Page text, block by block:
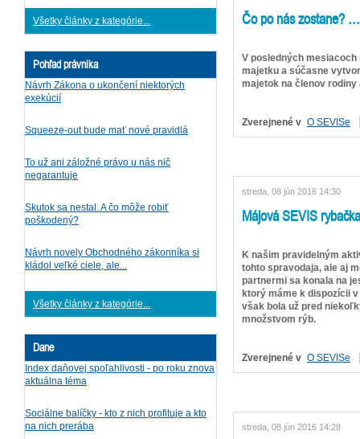
Všetky články z kategórie...
Pohľad právnika
Návrh Zákona o ukončení niektorých
exekúcií
Squeeze-out bude mať nové pravidlá
To už ani záložné právo u nás nič
negarantuje
Skutok sa nestal. A čo môže robiť
poškodený?
Návrh novely Obchodného zákonníka si
kládol veľké ciele, ale...
Všetky články z kategórie...
Dane
Index daňovej spoľahlivosti - po roku znova
aktuálna téma
Sociálne balíčky - kto z nich profituje a kto
na nich prerába
Čo po nás zostane?
V posledných
majetku a súčasne
majetok na členov
Zverejnené v O SEVISe
streda, 08 jún 2016 14:30
Májová SEVIS rybačka
K našim pravidelným
tohto spravodaja, ale aj
partnermi sa konala na
ktorý máme k dispozícii
však bola už pred
množstvom rýb.
Zverejnené v O SEVISe
streda, 08 jún 2016 14:28